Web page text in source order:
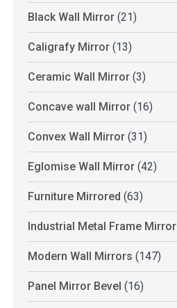
Black Wall Mirror (21)
Caligrafy Mirror (13)
Ceramic Wall Mirror (3)
Concave wall Mirror (16)
Convex Wall Mirror (31)
Eglomise Wall Mirror (42)
Furniture Mirrored (63)
Industrial Metal Frame Mirror
Modern Wall Mirrors (147)
Panel Mirror Bevel (16)